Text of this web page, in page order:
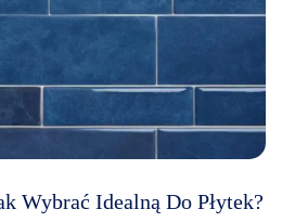
Wybrać Idealną Do Płytek?